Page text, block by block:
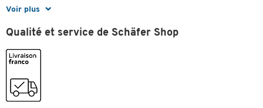
Voir plus
Trou de préhension
Couleurs
Coloris
Coloris du dos
Qualité et service de Schäfer Shop